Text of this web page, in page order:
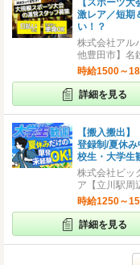
【スポーツ大
激レア／短期
い！？
株式会社ア
他豊田市】名
時給1500～
詳細を見る
【搬入搬出】
登録制/夏休
校生・大学生
株式会社ビッ
ア【立川駅周
時給1250～
詳細を見る